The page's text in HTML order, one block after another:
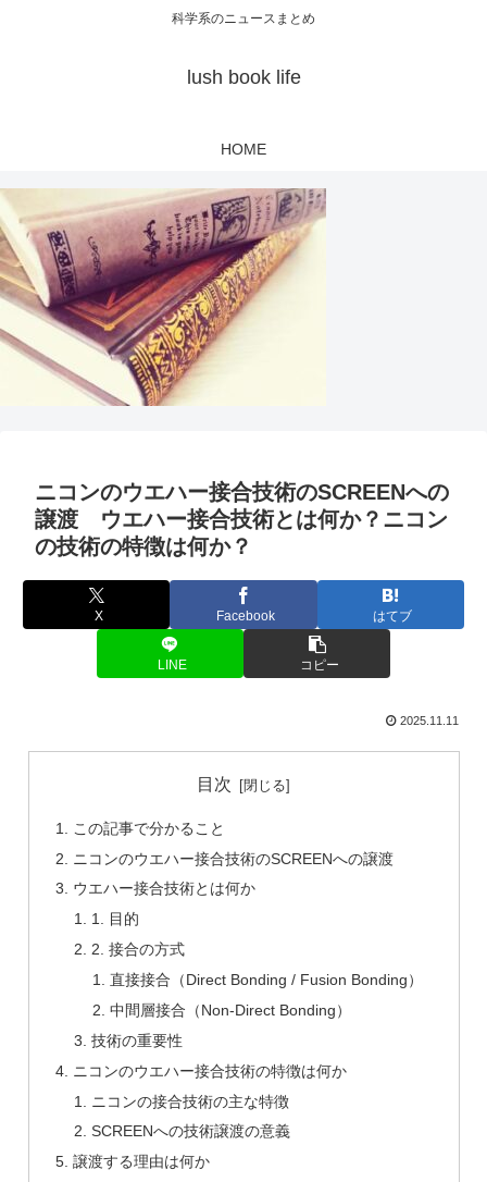
科学系のニュースまとめ
lush book life
HOME
ニコンのウエハー接合技術のSCREENへの
譲渡 ウエハー接合技術とは何か？ニコン
の技術の特徴は何か？
X Facebook はてブ
LINE コピー
2025.11.11
目次
この記事で分かること
ニコンのウエハー接合技術のSCREENへの譲渡
ウエハー接合技術とは何か
1. 目的
2. 接合の方式
直接接合（Direct Bonding / Fusion Bonding）
中間層接合（Non-Direct Bonding）
技術の重要性
ニコンのウエハー接合技術の特徴は何か
ニコンの接合技術の主な特徴
SCREENへの技術譲渡の意義
譲渡する理由は何か